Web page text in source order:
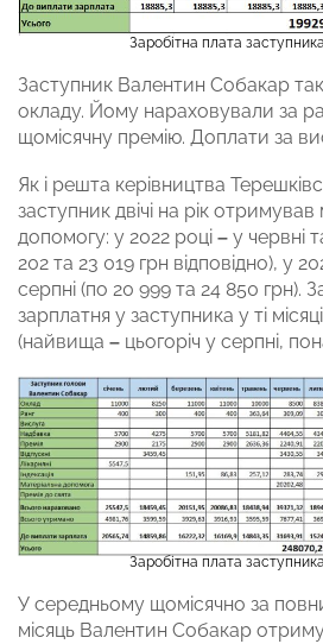
Заробітна плата
Заступник Валентин Собакар
окладу. Йому нараховували за
щомісячну премію. Доплати за
Як і решта керівництва
заступник двічі на рік отримував
допомогу: у 2022 році – у червні
202 та 23 019 грн відповідно), у
серпні (по 20 999 та 24 850 грн).
зарплатня у заступника у ті
(найвища – цьогоріч у серпні,
Заробітна плата
У середньому щомісячно за
місяць Валентин Собакар